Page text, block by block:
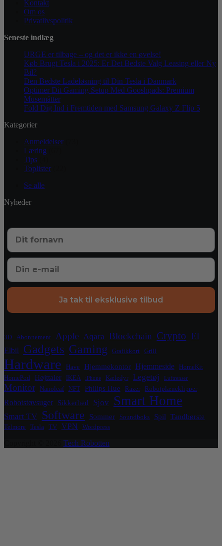
Kontakt
Om os
Privatlivspolitik
Seneste indlæg
URGE er tilbage – og det er ikke en øvelse!
Køb Brugt Tesla i 2025: Er Det Bedste Valg Leasing eller Ny
Bil?
Den Bedste Ladeløsning til Din Tesla i Danmark
Optimer Dit Gaming Setup Med Gooshpads: Premium
Musemåtter
Fold Dig Ind i Fremtiden med Samsung Galaxy Z Flip 5
Kategorier
Anmeldelser
Læring
Tips
Toplister
Se alle
Nyheder
Ja tak til eksklusive tilbud
3D Abonnement Apple Aqara Blockchain Crypto El
Elbil Gadgets Gaming Grafikkort Grill
Hardware Have Hjemmekontor Hjemmeside
HomeKit
HomePod
Højttaler IKEA iPhone Kæledyr Legetøj Luftrenser
Monitor Nanoleaf NFT Philips Hue Razer Robotplæneklipper
Robotstøvsuger Sikkerhed Sjov Smart Home
Smart TV Software Sommer Soundboks Spil Tandbørste
Telmore Tesla TV VPN Wordpress
Tech Robotten